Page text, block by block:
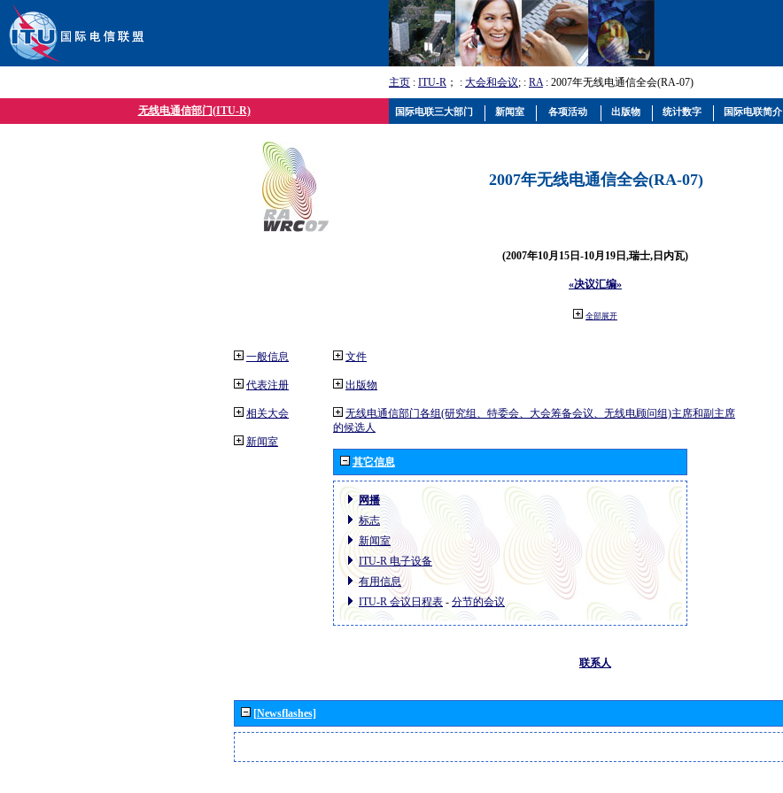
主页 : ITU-R ； : 大会和会议; : RA: 2007年无线电通信全会(RA-07)
无线电通信部门(ITU-R)
2007年无线电通信全会(RA-07)
(2007年10月15日-10月19日,瑞士,日内瓦)
«决议汇编»
全部展开
一般信息
代表注册
相关大会
新闻室
文件
出版物
无线电通信部门各组(研究组、特委会、大会筹备会议、无线电顾问组)主席和副主席
的候选人
其它信息
网播
标志
新闻室
ITU-R 电子设备
有用信息
ITU-R 会议日程表 - 分节的会议
联系人
[Newsflashes]
国际电联三大部门 新闻室 各项活动 出版物 统计数字 国际电联简介